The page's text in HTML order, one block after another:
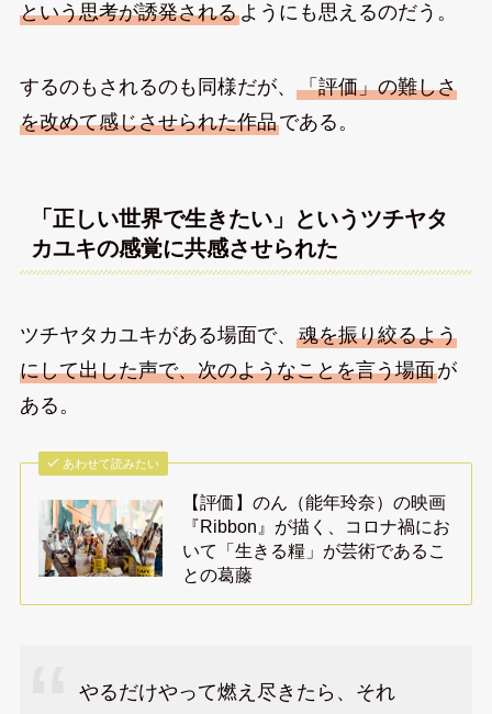
という思考が誘発されるようにも思えるのだう。
するのもされるのも同様だが、 「評価」の難しさ
を改めて感じさせられた作品である。
「正しい世界で生きたい」というツチヤタ
カユキの感覚に共感させられた
ツチヤタカユキがある場面で、 魂を振り絞るよう
にして出した声で、次のようなことを言う場面が
ある。
あわせて読みたい
【評価】のん（能年玲奈）の映画
『Ribbon』が描く、コロナ禍にお
いて「生きる糧」が芸術であるこ
との葛藤
やるだけやって燃え尽きたら、それ